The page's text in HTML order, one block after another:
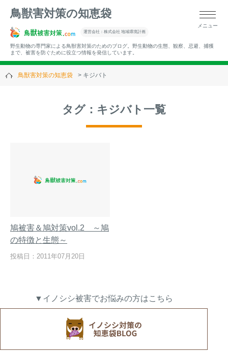
鳥獣害対策の知恵袋
運営会社：株式会社 地域環境計画
野生動物の専門家による鳥獣害対策のためのブログ。野生動物の生態、観察、忌避、捕獲
まで、被害を防ぐために役立つ情報を発信しています。
メニュー
▼キーワードから記事を探す
に」【2024年版】
メルマガ登録 お役立ち資料
鳥獣害対策の知恵袋 キジバト
タグ：キジバト一覧
鳩被害＆鳩対策vol.2 ～鳩
の特徴と生態～
投稿日：2011年07月20日
▼イノシシ被害でお悩みの方はこちら